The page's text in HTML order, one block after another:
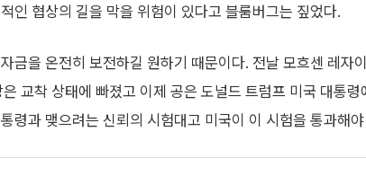
인 협상의 길을 막을 위험이 있다고 블룸버그는 짚었다.
금을 온전히 보전하길 원하기 때문이다. 전날 모흐센 레자
은 교착 상태에 빠졌고 이제 공은 도널드 트럼프 미국 대통
령과 맺으려는 신뢰의 시험대고 미국이 이 시험을 통과해